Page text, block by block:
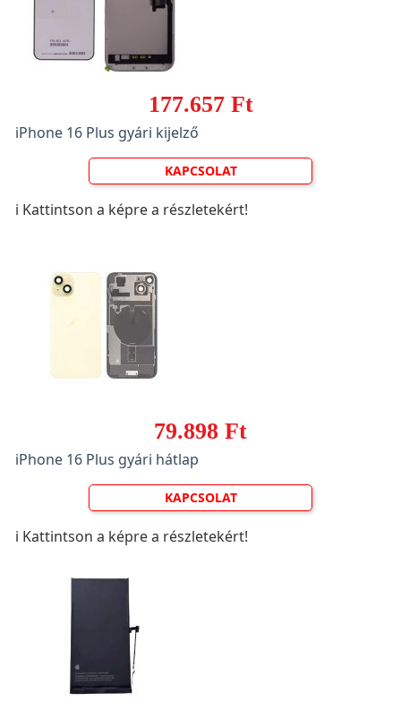
177.657 Ft
iPhone 16 Plus gyári kijelző
KAPCSOLAT
ℹ️ Kattintson a képre a részletekért!
79.898 Ft
iPhone 16 Plus gyári hátlap
KAPCSOLAT
ℹ️ Kattintson a képre a részletekért!